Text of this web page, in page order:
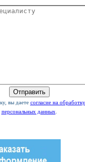
вы даете согласие на
персональных данных